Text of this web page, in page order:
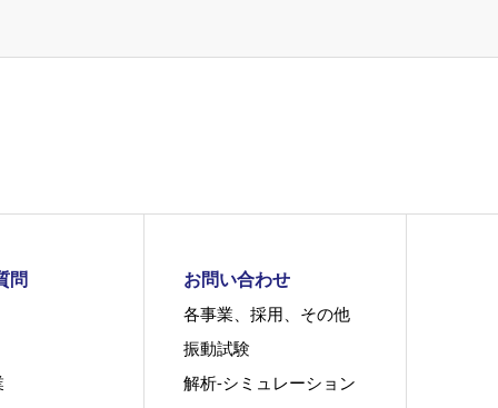
問 お問い合わせ
各事業、採用、その他
振動試験
解析-シミュレーション